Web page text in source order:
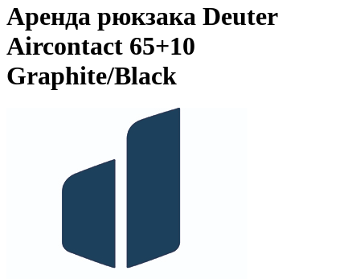
Аренда рюкзака Deuter
Aircontact 65+10
Graphite/Black